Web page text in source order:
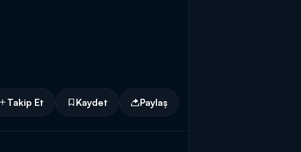
Takip Et Kaydet Paylaş